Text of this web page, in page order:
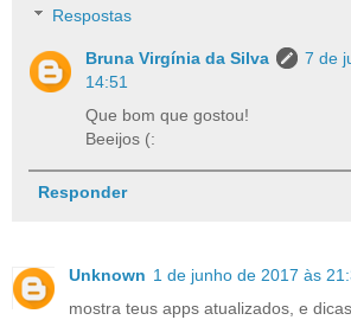
Respostas
Bruna Virgínia da Silva
7 de
14:51
Que bom que gostou!
Beeijos (:
Responder
Unknown 1 de junho de 2017 às
mostra teus apps atualizados, e